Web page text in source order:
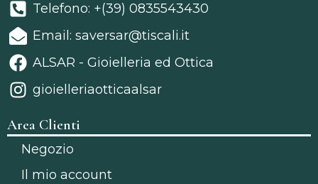
Telefono: +(39) 0835543430
Email: saversar@tiscali.it
ALSAR - Gioielleria ed Ottica
gioielleriaotticaalsar
Area Clienti
Negozio
Il mio account